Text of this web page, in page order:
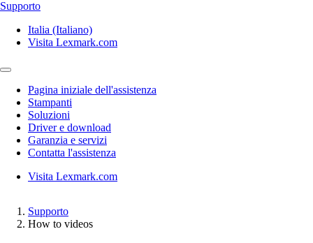
Supporto
Italia (Italiano)
Visita Lexmark.com
Pagina iniziale dell'assistenza
Stampanti
Soluzioni
Driver e download
Garanzia e servizi
Contatta l'assistenza
Visita Lexmark.com
Supporto
How to videos